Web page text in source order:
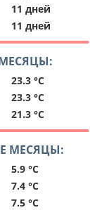
11 дней
11 дней
23.3 °C
23.3 °C
21.3 °C
МЕСЯЦЫ:
5.9 °C
7.4 °C
7.5 °C